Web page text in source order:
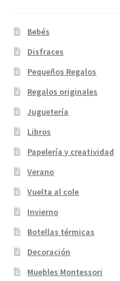
Bebés
Disfraces
Pequeños Regalos
Regalos originales
Juguetería
Libros
Papelería y creatividad
Verano
Vuelta al cole
Invierno
Botellas térmicas
Decoración
Muebles Montessori